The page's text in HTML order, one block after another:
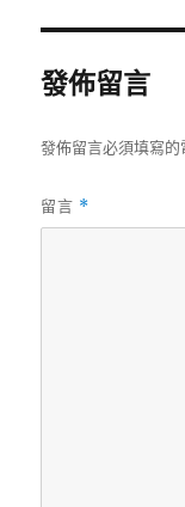
發佈留言
發佈留言必須填寫的
留言 *